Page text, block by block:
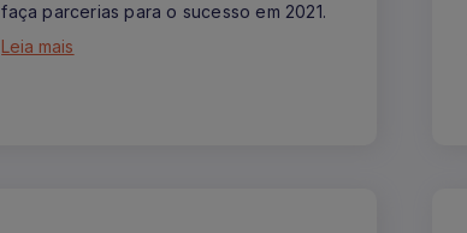
faça parcerias para o sucesso em 2021.
Leia mais